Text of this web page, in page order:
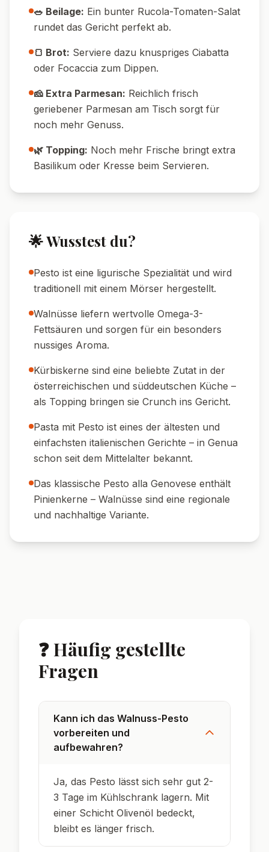
🥗 Beilage: Ein bunter Rucola-Tomaten-Salat
rundet das Gericht perfekt ab.
🍞 Brot: Serviere dazu knuspriges Ciabatta
oder Focaccia zum Dippen.
🧀 Extra Parmesan: Reichlich frisch
geriebener Parmesan am Tisch sorgt für
noch mehr Genuss.
🌿 Topping: Noch mehr Frische bringt extra
Basilikum oder Kresse beim Servieren.
🌟 Wusstest du?
Pesto ist eine ligurische Spezialität und wird
traditionell mit einem Mörser hergestellt.
Walnüsse liefern wertvolle Omega-3-
Fettsäuren und sorgen für ein besonders
nussiges Aroma.
Kürbiskerne sind eine beliebte Zutat in der
österreichischen und süddeutschen Küche –
als Topping bringen sie Crunch ins Gericht.
Pasta mit Pesto ist eines der ältesten und
einfachsten italienischen Gerichte – in Genua
schon seit dem Mittelalter bekannt.
Das klassische Pesto alla Genovese enthält
Pinienkerne – Walnüsse sind eine regionale
und nachhaltige Variante.
❓ Häufig gestellte
Fragen
Kann ich das Walnuss-Pesto
vorbereiten und
aufbewahren?
Ja, das Pesto lässt sich sehr gut 2-
3 Tage im Kühlschrank lagern. Mit
einer Schicht Olivenöl bedeckt,
bleibt es länger frisch.